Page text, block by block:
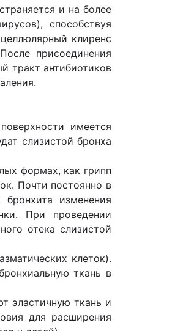
и на более
способствуя
клиренс
присоединения
тракт антибиотиков
имеется
слизистой бронха
формах, как грипп
Почти постоянно в
изменения
При проведении
отека слизистой
клеток).
ткань в
эластичную ткань и
для расширения